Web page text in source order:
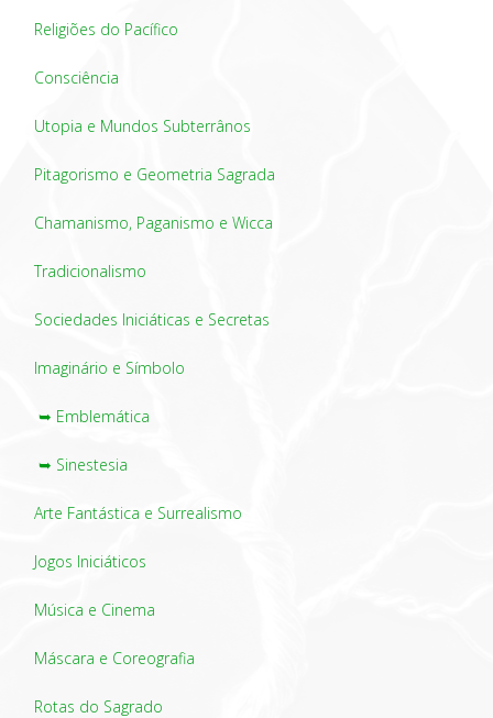
Religiões do Pacífico
Consciência
Utopia e Mundos Subterrânos
Pitagorismo e Geometria Sagrada
Chamanismo, Paganismo e Wicca
Tradicionalismo
Sociedades Iniciáticas e Secretas
Imaginário e Símbolo
➥ Emblemática
➥ Sinestesia
Arte Fantástica e Surrealismo
Jogos Iniciáticos
Música e Cinema
Máscara e Coreografia
Rotas do Sagrado